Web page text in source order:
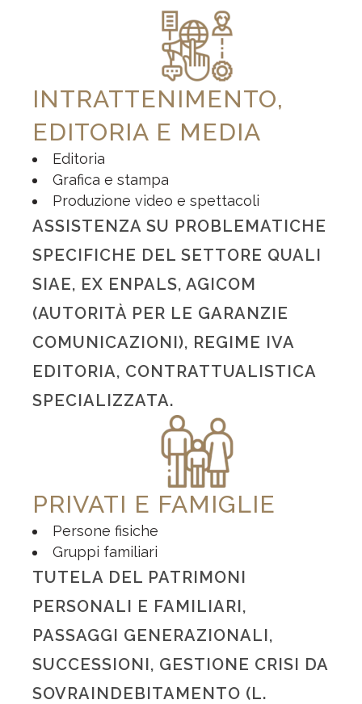
INTRATTENIMENTO,
EDITORIA E M EDIA
Editoria
Grafica e stampa
Produzione video e spettacoli
ASSISTENZA SU PROBLEMATICHE
SPECIFICHE DEL SETTORE QUALI
SIAE, EX ENPALS, AGICOM
(AUTORITÀ PER LE GARANZIE
COMUNICAZIONI), REGIME IVA
EDITORIA, CONTRATTUALISTICA
SPECIALIZZATA.
PRIVATI E FAMIGLIE
Persone fisiche
Gruppi familiari
TUTELA DEL PATRIMONI
PERSONALI E FAMILIARI,
PASSAGGI GENERAZIONALI,
SUCCESSIONI, GESTIONE CRISI DA
SOVRAINDEBITAMENTO (L.